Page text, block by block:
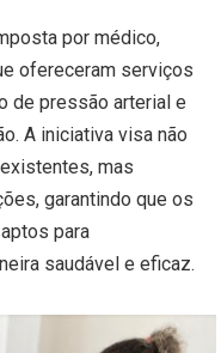
por médico,
ofereceram serviços
de pressão arterial e
A iniciativa visa não
mas
garantindo que os
para
saudável e eficaz.